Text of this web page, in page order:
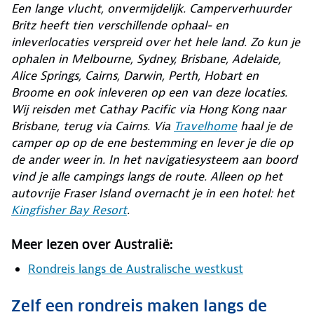
Een lange vlucht, onvermijdelijk. Camperverhuurder
Britz heeft tien verschillende ophaal- en
inleverlocaties verspreid over het hele land. Zo kun je
ophalen in Melbourne, Sydney, Brisbane, Adelaide,
Alice Springs, Cairns, Darwin, Perth, Hobart en
Broome en ook inleveren op een van deze locaties.
Wij reisden met Cathay Pacific via Hong Kong naar
Brisbane, terug via Cairns. Via Travelhomehaal je de
camper op op de ene bestemming en lever je die op
de ander weer in. In het navigatiesysteem aan boord
vind je alle campings langs de route. Alleen op het
autovrije Fraser Island overnacht je in een hotel: het
Kingfisher Bay Resort.
Meer lezen over Australië:
Rondreis langs de Australische westkust
Zelf een rondreis maken langs de